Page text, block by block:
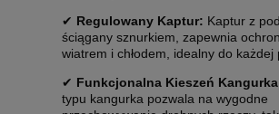
✔ Regulowany Kaptur: Kaptur z
ściągany sznurkiem, zapewnia
wiatrem i chłodem, idealny do każdej
✔ Funkcjonalna Kieszeń
typu kangurka pozwala na wygodne